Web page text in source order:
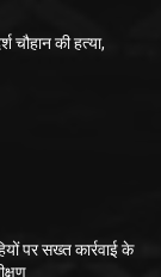
चौहान की हत्या,
पर सख्त कार्रवाई के